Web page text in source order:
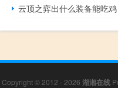
云顶之弈出什么装备能吃鸡
Copyright © 2012 - 2026 湖湘在线